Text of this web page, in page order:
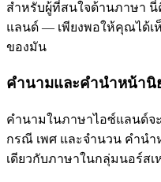
สำหรับผู้ที่สนใจด้านภาษา
แลนด์ — เพียงพอให้คุณได้เ
ของมัน
คำนามและคำนำหน้านิ
คำนามในภาษาไอซ์แลนด์จ
กรณี เพศ และจำนวน คำน
เดียวกับภาษาในกลุ่มนอร์สเ